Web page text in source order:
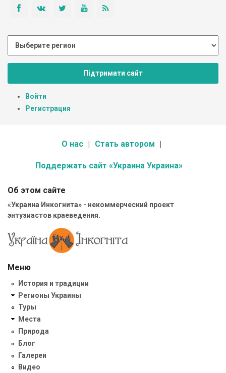
Підтримати сайт
Войти
Регистрация
О нас Стать автором
Поддержать сайт «Украина Украина»
Об этом сайте
«Украина Инкогнита» - некоммерческий проект
энтузиастов краеведения.
Меню
История и традиции
Регионы Украины
Туры
Места
Природа
Блог
Галереи
Видео